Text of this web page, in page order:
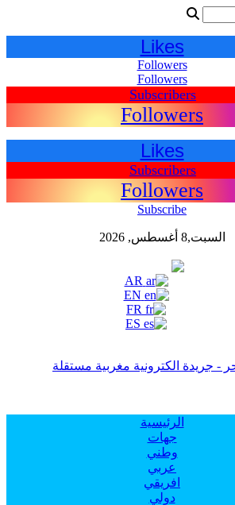
Likes
Followers
Followers
Subscribers
Followers
Likes
Subscribers
Followers
Subscribe
السبت,8 أغسطس, 2026
AR
EN
FR
ES
- جريدة الكترونية مغربية مستقلة
الرئيسية
جهات
وطني
عربي
افريقي
دولي